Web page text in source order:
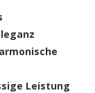
Leistung